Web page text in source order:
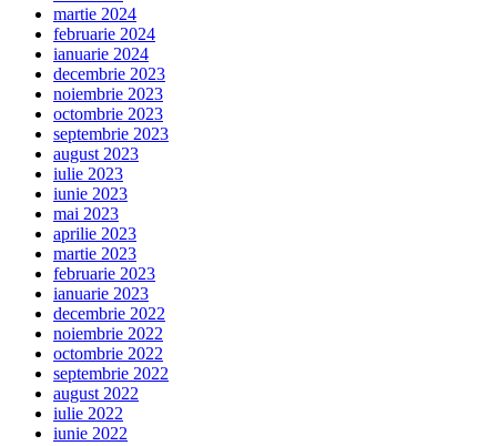
martie 2024
februarie 2024
ianuarie 2024
decembrie 2023
noiembrie 2023
octombrie 2023
septembrie 2023
august 2023
iulie 2023
iunie 2023
mai 2023
aprilie 2023
martie 2023
februarie 2023
ianuarie 2023
decembrie 2022
noiembrie 2022
octombrie 2022
septembrie 2022
august 2022
iulie 2022
iunie 2022